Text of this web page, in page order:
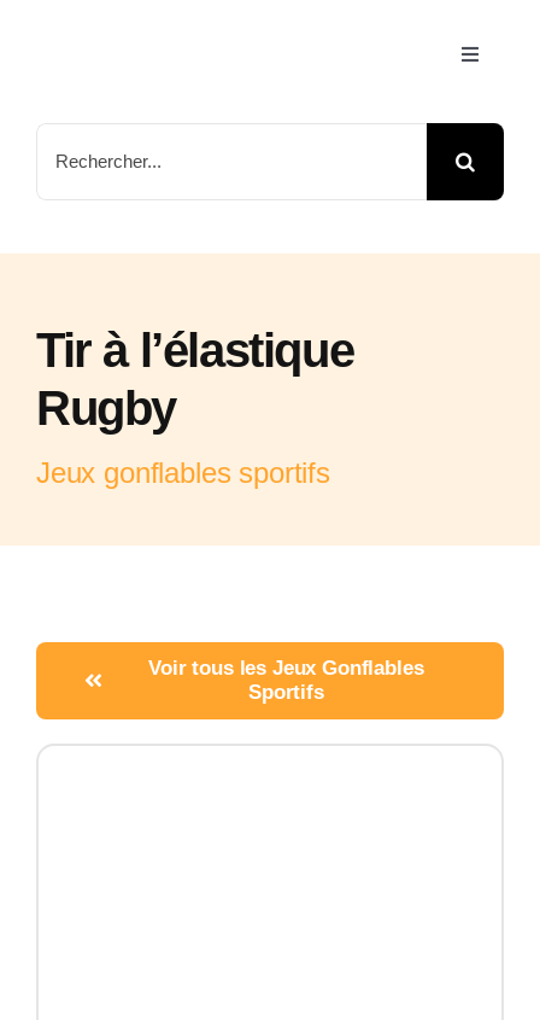
Toggle
Jeux &
Tir à l’élastique
Rugby
Jeux gonflables sportifs
Voir tous les Jeux Gonflables
Sportifs